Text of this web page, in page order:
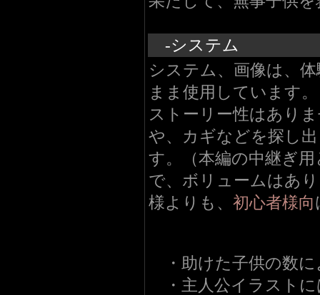
-システム
システム、画像は、
まま使用しています。
ストーリー性はあり
や、カギなどを探し
す。（本編の中継ぎ
で、ボリュームはあ
様よりも、 初心者様向
・助けた子供の数に
・主人公イラスト